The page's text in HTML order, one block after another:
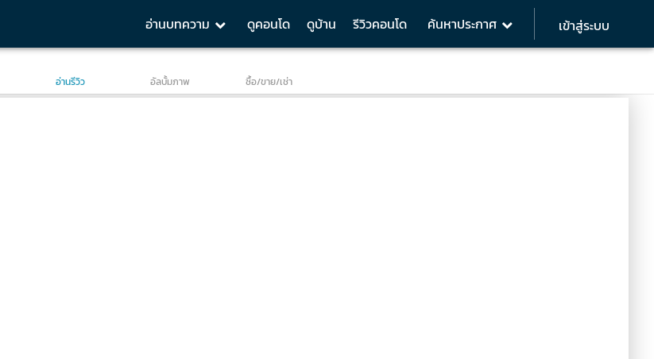
อ่านบทความ ดูคอนโด ดูบ้าน รีวิวคอนโด ค้นหาประกาศ เข้าสู่ระบบ
อ่านรีวิว อัลบั้มภาพ ซื้อ/ขาย/เช่า